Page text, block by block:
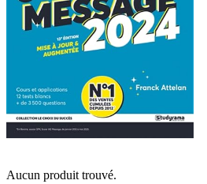
Aucun produit trouvé.